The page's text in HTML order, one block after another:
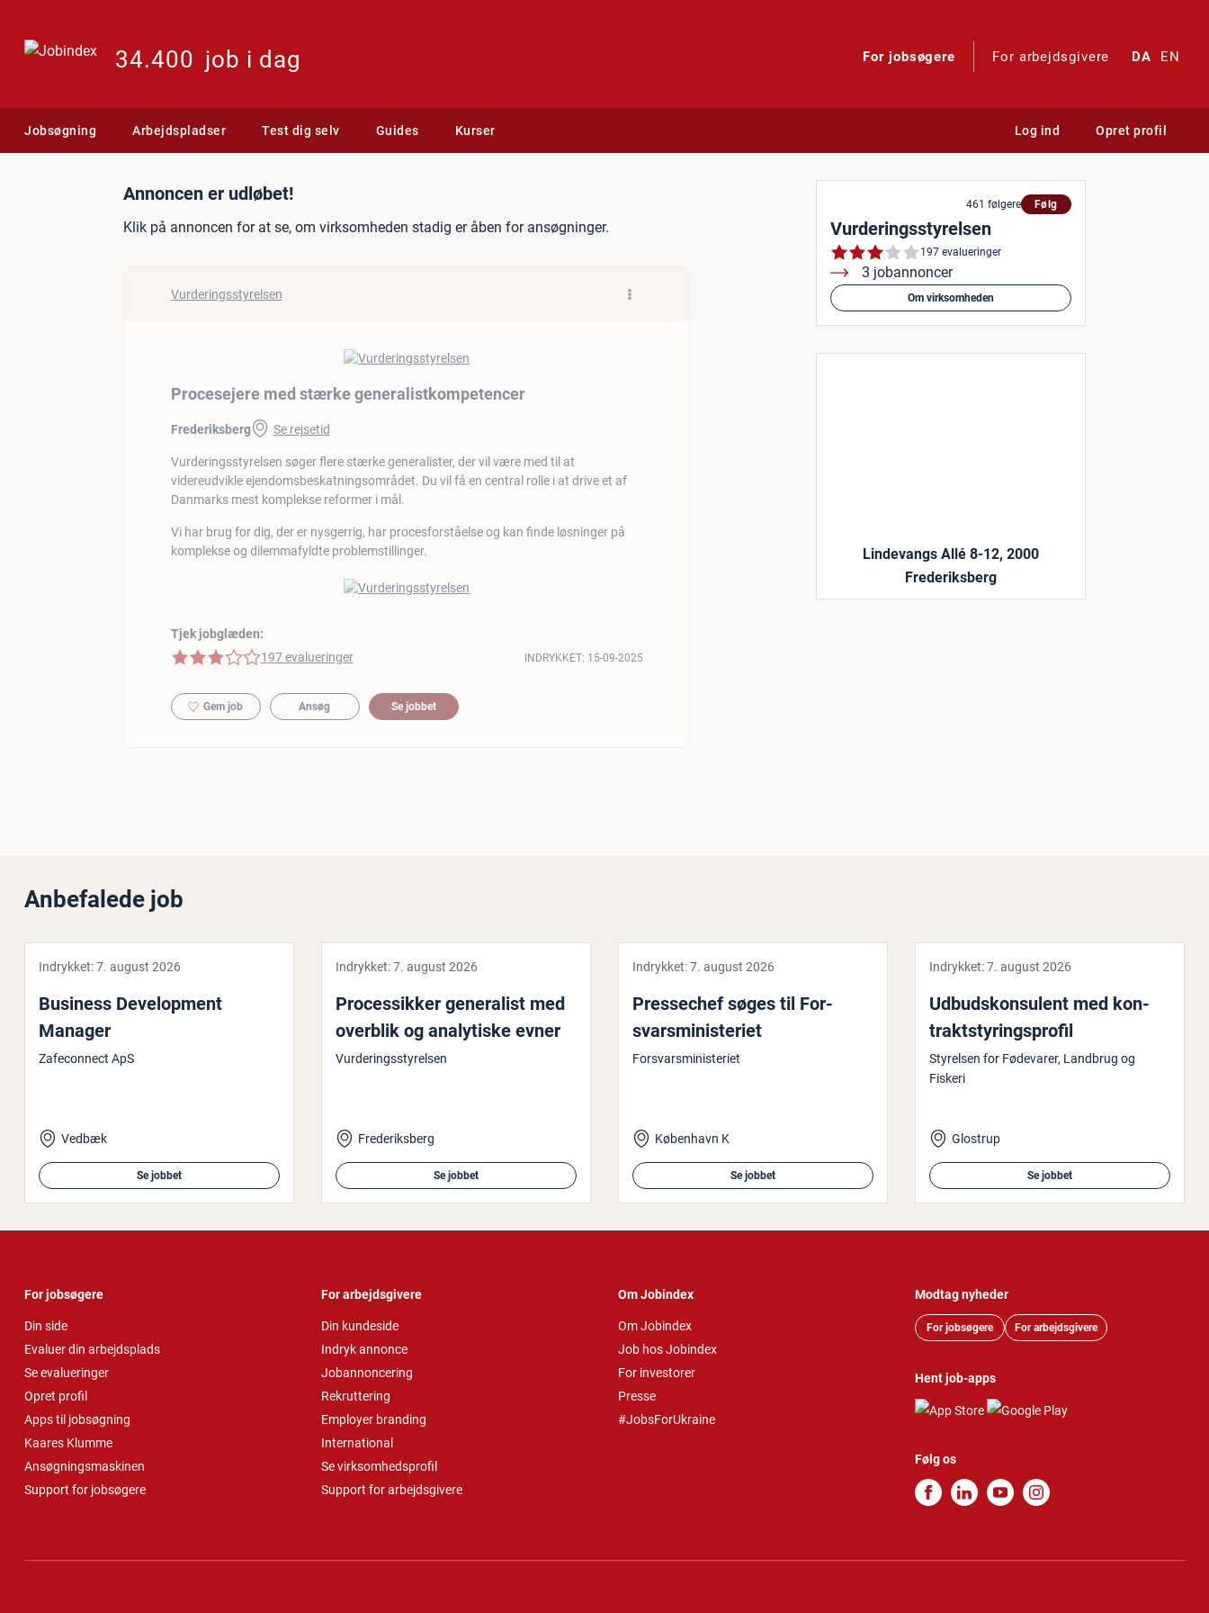
34.400 job i dag For jobsøgere For arbejdsgivere DA EN
Jobsøgning Arbejdspladser Test dig selv Guides Kurser Log ind Opret profil
Jobannonce: Procesejere med stærke generalistkompetencer
Annoncen er udløbet!
Klik på annoncen for at se, om virksomheden stadig er åben for ansøgninger.
Vurderingsstyrelsen
Procesejere med stærke generalistkompetencer
Frederiksberg Se rejsetid
Vurderingsstyrelsen søger flere stærke generalister, der vil være med til at
videreudvikle ejendomsbeskatningsområdet. Du vil få en central rolle i at drive et af
Danmarks mest komplekse reformer i mål.
Vi har brug for dig, der er nysgerrig, har procesforståelse og kan finde løsninger på
komplekse og dilemmafyldte problemstillinger.
Tjek jobglæden:
3 af 5 stjerner
197 evalueringer INDRYKKET: 15-09-2025
Gem job Ansøg Se jobbet
461 følgere Følg
Vurderingsstyrelsen
197 evalueringer
3 jobannoncer
Om virksomheden
Lindevangs Allé 8-12, 2000
Frederiksberg
Anbefalede job
Indrykket:7. august 2026
Business De­ve­l­op­ment
Manager
Zafeconnect ApS
Vedbæk
Se jobbet
Indrykket:7. august 2026
Pro­ces­sik­ker ge­ne­ra­list med
overblik og ana­ly­ti­ske evner
Vurderingsstyrelsen
Frederiksberg
Se jobbet
Indrykket:7. august 2026
Pres­se­chef søges til For­
svars­mi­ni­ste­ri­et
Forsvarsministeriet
København K
Se jobbet
Indrykket:7. august 2026
Ud­bud­s­kon­su­lent med kon­
trakt­sty­rings­pro­fil
Styrelsen for Fødevarer, Landbrug og
Fiskeri
Glostrup
Se jobbet
For jobsøgere
Din side
Evaluer din arbejdsplads
Se evalueringer
Opret profil
Apps til jobsøgning
Kaares Klumme
Ansøgningsmaskinen
Support for jobsøgere
For arbejdsgivere
Din kundeside
Indryk annonce
Jobannoncering
Rekruttering
Employer branding
International
Se virksomhedsprofil
Support for arbejdsgivere
Om Jobindex
Om Jobindex
Job hos Jobindex
For investorer
Presse
#JobsForUkraine
Modtag nyheder
For jobsøgere For arbejdsgivere
Hent job-apps
Følg os